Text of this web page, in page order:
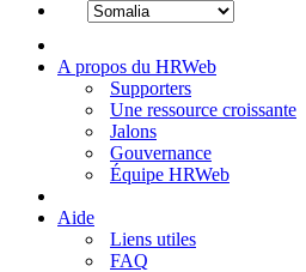
A propos du HRWeb
Supporters
Une ressource croissante
Jalons
Gouvernance
Équipe HRWeb
Aide
Liens utiles
FAQ